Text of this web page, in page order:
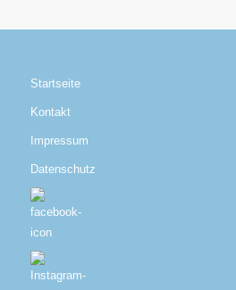
Startseite
Kontakt
Impressum
Datenschutz